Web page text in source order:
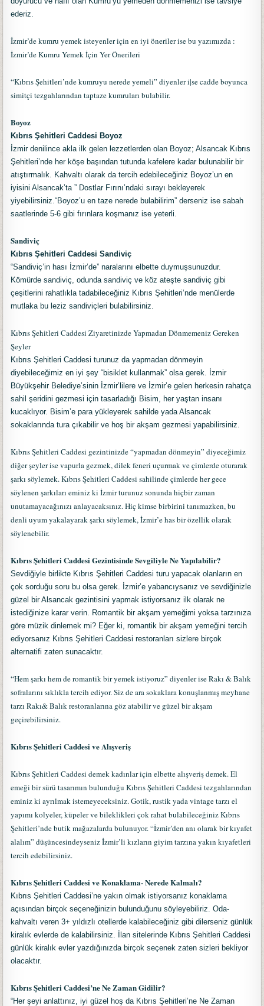
ederiz.
İzmir’de kumru yemek isteyenler için en iyi öneriler ise bu yazımızda :
İzmir’de Kumru Yemek İçin Yer Önerileri
“Kıbrıs Şehitleri’nde kumruyu nerede yemeli” diyenler i|se cadde boyunca
simitçi tezgahlarından taptaze kumruları bulabilir.
Boyoz
Kıbrıs Şehitleri Caddesi Boyoz
İzmir denilince akla ilk gelen lezzetlerden olan Boyoz; Alsancak Kıbrıs
Şehitleri’nde her köşe başından tutunda kafelere kadar bulunabilir bir
atıştırmalık. Kahvaltı olarak da tercih edebileceğiniz Boyoz’un en
iyisini Alsancak’ta ” Dostlar Fırını’ndaki sırayı bekleyerek
yiyebilirsiniz.“Boyoz’u en taze nerede bulabilirim” derseniz ise sabah
saatlerinde 5-6 gibi fırınlara koşmanız ise yeterli.
Sandiviç
Kıbrıs Şehitleri Caddesi Sandiviç
“Sandiviç’in hası İzmir’de” naralarını elbette duymuşsunuzdur.
Kömürde sandiviç, odunda sandiviç ve köz ateşte sandiviç gibi
çeşitlerini rahatlıkla tadabileceğiniz Kıbrıs Şehitleri’nde menülerde
mutlaka bu leziz sandiviçleri bulabilirsiniz.
Kıbrıs Şehitleri Caddesi Ziyaretinizde Yapmadan Dönmemeniz Gereken
Şeyler
Kıbrıs Şehitleri Caddesi turunuz da yapmadan dönmeyin
diyebileceğimiz en iyi şey “bisiklet kullanmak” olsa gerek. İzmir
Büyükşehir Belediye’sinin İzmir’lilere ve İzmir’e gelen herkesin rahatça
sahil şeridini gezmesi için tasarladığı Bisim, her yaştan insanı
kucaklıyor. Bisim’e para yükleyerek sahilde yada Alsancak
sokaklarında tura çıkabilir ve hoş bir akşam gezmesi yapabilirsiniz.
Kıbrıs Şehitleri Caddesi gezintinizde “yapmadan dönmeyin” diyeceğimiz
diğer şeyler ise vapurla gezmek, dilek feneri uçurmak ve çimlerde oturarak
şarkı söylemek. Kıbrıs Şehitleri Caddesi sahilinde çimlerde her gece
söylenen şarkıları eminiz ki İzmir turunuz sonunda hiçbir zaman
unutamayacağınızı anlayacaksınız. Hiç kimse birbirini tanımazken, bu
denli uyum yakalayarak şarkı söylemek, İzmir’e has bir özellik olarak
söylenebilir.
Kıbrıs Şehitleri Caddesi Gezintisinde Sevgiliyle Ne Yapılabilir?
Sevdiğiyle birlikte Kıbrıs Şehitleri Caddesi turu yapacak olanların en
çok sorduğu soru bu olsa gerek. İzmir’e yabancıysanız ve sevdiğinizle
güzel bir Alsancak gezintisini yapmak istiyorsanız ilk olarak ne
istediğinize karar verin. Romantik bir akşam yemeğimi yoksa tarzınıza
göre müzik dinlemek mi? Eğer ki, romantik bir akşam yemeğini tercih
ediyorsanız Kıbrıs Şehitleri Caddesi restoranları sizlere birçok
alternatifi zaten sunacaktır.
“Hem şarkı hem de romantik bir yemek istiyoruz” diyenler ise Rakı & Balık
sofralarını sıklıkla tercih ediyor. Siz de ara sokaklara konuşlanmış meyhane
tarzı Rakı& Balık restoranlarına göz atabilir ve güzel bir akşam
geçirebilirsiniz.
Kıbrıs Şehitleri Caddesi ve Alışveriş
Kıbrıs Şehitleri Caddesi demek kadınlar için elbette alışveriş demek. El
emeği bir sürü tasarımın bulunduğu Kıbrıs Şehitleri Caddesi tezgahlarından
eminiz ki ayrılmak istemeyeceksiniz. Gotik, rustik yada vintage tarzı el
yapımı kolyeler, küpeler ve bileklikleri çok rahat bulabileceğiniz Kıbrıs
Şehitleri’nde butik mağazalarda bulunuyor. “İzmir’den anı olarak bir kıyafet
alalım” düşüncesindeyseniz İzmir’li kızların giyim tarzına yakın kıyafetleri
tercih edebilirsiniz.
Kıbrıs Şehitleri Caddesi ve Konaklama- Nerede Kalmalı?
Kıbrıs Şehitleri Caddesi’ne yakın olmak istiyorsanız konaklama
açısından birçok seçeneğinizin bulunduğunu söyleyebiliriz. Oda-
kahvaltı veren 3+ yıldızlı otellerde kalabileceğiniz gibi dilerseniz günlük
kiralık evlerde de kalabilirsiniz. İlan sitelerinde Kıbrıs Şehitleri Caddesi
günlük kiralık evler yazdığınızda birçok seçenek zaten sizleri bekliyor
olacaktır.
Kıbrıs Şehitleri Caddesi’ne Ne Zaman Gidilir?
“Her şeyi anlattınız, iyi güzel hoş da Kıbrıs Şehitleri’ne Ne Zaman